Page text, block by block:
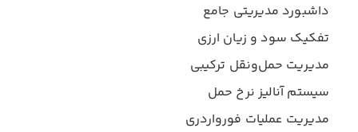
داشبورد مدیریتی جامع
تفکیک سود و زیان ارزی
مدیریت حمل‌ونقل ترکیبی
سیستم آنالیز نرخ حمل
مدیریت عملیات فورواردری